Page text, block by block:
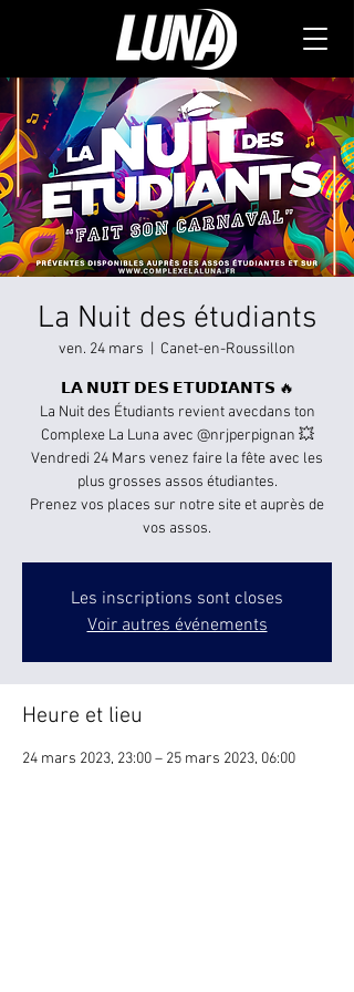
La Nuit des étudiants
ven. 24 mars Canet-en-Roussillon
𝗟𝗔 𝗡𝗨𝗜𝗧 𝗗𝗘𝗦 𝗘𝗧𝗨𝗗𝗜𝗔𝗡𝗧𝗦 🔥
La Nuit des Étudiants revient avecdans ton
Complexe La Luna avec @nrjperpignan 💥
Vendredi 24 Mars venez faire la fête avec les
plus grosses assos étudiantes.
Prenez vos places sur notre site et auprès de
vos assos.
Les inscriptions sont closes
Voir autres événements
Heure et lieu
24 mars 2023, 23:00 – 25 mars 2023, 06:00